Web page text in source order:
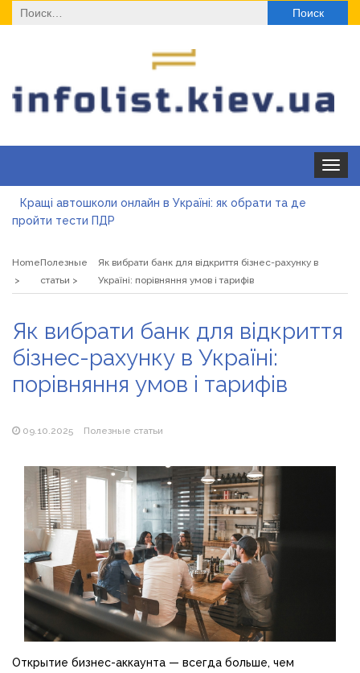
Найти:
Toggle
Кращі автошколи онлайн в Україні: як обрати та де
пройти тести ПДР
согреться
«Правильне електроживлення» — лідер серед компаній з
продажу сонячних батарей
Як збільшити прибуток без відкриття нових кавових
точок
HomeПолезные
статьи
Як вибрати банк для відкриття бізнес-рахунку в
Україні: порівняння умов і тарифів
Як вибрати банк для відкриття
бізнес-рахунку в Україні:
порівняння умов і тарифів
09.10.2025 Полезные статьи
Открытие бизнес-аккаунта — всегда больше, чем